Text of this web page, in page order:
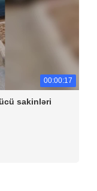
00:00:17
sakinləri